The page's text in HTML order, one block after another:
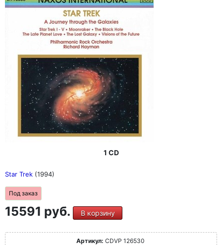
1 CD
Star Trek (1994)
Под заказ
15591 руб. В корзину
Артикул: CDVP 126530